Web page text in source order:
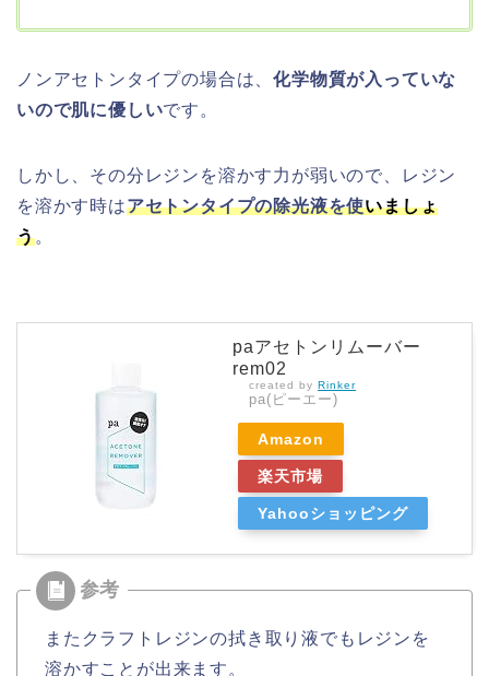
ノンアセトンタイプの場合は、化学物質が入っていな
いので肌に優しいです。
しかし、その分レジンを溶かす力が弱いので、レジン
を溶かす時はアセトンタイプの除光液を使いましょ
う。
paアセトンリムーバー
rem02
created by Rinker
pa(ピーエー)
Amazon
楽天市場
Yahooショッピング
またクラフトレジンの拭き取り液でもレジンを
溶かすことが出来ます。